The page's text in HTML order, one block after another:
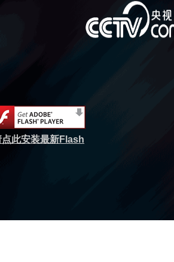
点此安装最新Flash